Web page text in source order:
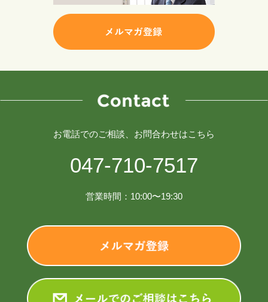
お電話でのご相談、お問合わせはこちら
047-710-7517
営業時間：10:00〜19:30